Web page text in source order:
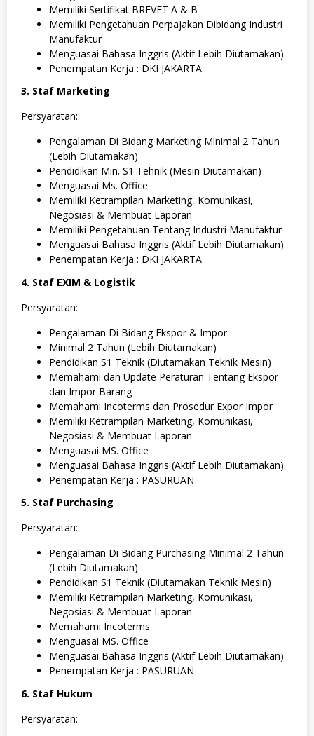
Memiliki Sertifikat BREVET A & B
Memiliki Pengetahuan Perpajakan Dibidang Industri
Manufaktur
Menguasai Bahasa Inggris (Aktif Lebih Diutamakan)
Penempatan Kerja : DKI JAKARTA
3. Staf Marketing
Persyaratan:
Pengalaman Di Bidang Marketing Minimal 2 Tahun
(Lebih Diutamakan)
Pendidikan Min. S1 Tehnik (Mesin Diutamakan)
Menguasai Ms. Office
Memiliki Ketrampilan Marketing, Komunikasi,
Negosiasi & Membuat Laporan
Memiliki Pengetahuan Tentang Industri Manufaktur
Menguasai Bahasa Inggris (Aktif Lebih Diutamakan)
Penempatan Kerja : DKI JAKARTA
4. Staf EXIM & Logistik
Persyaratan:
Pengalaman Di Bidang Ekspor & Impor
Minimal 2 Tahun (Lebih Diutamakan)
Pendidikan S1 Teknik (Diutamakan Teknik Mesin)
Memahami dan Update Peraturan Tentang Ekspor
dan Impor Barang
Memahami Incoterms dan Prosedur Expor Impor
Memiliki Ketrampilan Marketing, Komunikasi,
Negosiasi & Membuat Laporan
Menguasai MS. Office
Menguasai Bahasa Inggris (Aktif Lebih Diutamakan)
Penempatan Kerja : PASURUAN
5. Staf Purchasing
Persyaratan:
Pengalaman Di Bidang Purchasing Minimal 2 Tahun
(Lebih Diutamakan)
Pendidikan S1 Teknik (Diutamakan Teknik Mesin)
Memiliki Ketrampilan Marketing, Komunikasi,
Negosiasi & Membuat Laporan
Memahami Incoterms
Menguasai MS. Office
Menguasai Bahasa Inggris (Aktif Lebih Diutamakan)
Penempatan Kerja : PASURUAN
6. Staf Hukum
Persyaratan: